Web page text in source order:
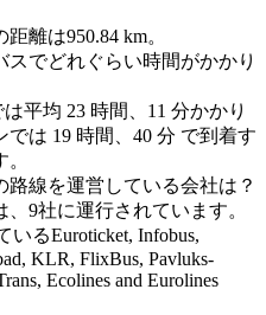
離は950.84 km。
でどれぐらい時間がかかり
平均 23 時間、11 分かかり
は 19 時間、40 分 で到着す
線を運営している会社は？
9社に運行されています。
るEuroticket, Infobus,
KLR, FlixBus, Pavluks-
Ecolines and Eurolines